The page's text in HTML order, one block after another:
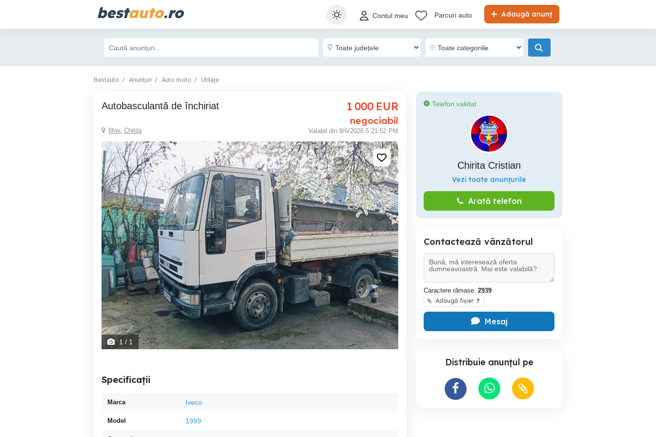
bestauto.ro Adaugă anunț
Contul meu Parcuri auto
Bestauto Anunțuri Auto moto Utilaje
Autobasculantă de închiriat 1 000 EUR
negociabil
Ilfov, Chitila Valabil din 8/6/2026 5:21:52 PM
1 / 1
Specificații
Marca Iveco
Model 1999
Telefon validat
Chirita Cristian
Vezi toate anunțurile
Arată telefon
Contactează vânzătorul
Caractere rămase: 2939
Adaugă fișier ?
Mesaj
Distribuie anunțul pe